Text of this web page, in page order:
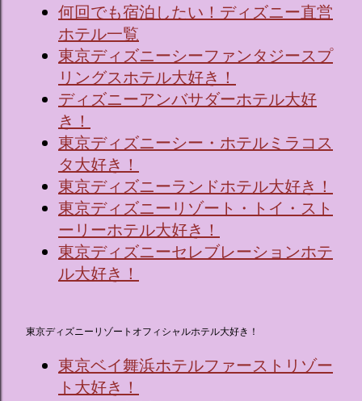
何回でも宿泊したい！ディズニー直営
ホテル一覧
東京ディズニーシーファンタジースプ
リングスホテル大好き！
ディズニーアンバサダーホテル大好
き！
東京ディズニーシー・ホテルミラコス
タ大好き！
東京ディズニーランドホテル大好き！
東京ディズニーリゾート・トイ・スト
ーリーホテル大好き！
東京ディズニーセレブレーションホテ
ル大好き！
東京ディズニーリゾートオフィシャルホテル大好き！
東京ベイ舞浜ホテルファーストリゾー
ト大好き！